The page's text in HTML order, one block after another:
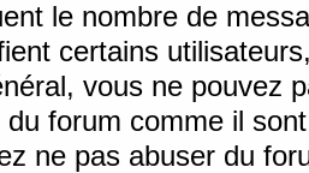
le nombre de
certains
vous ne pouvez
du forum comme il
ne pas abuser du